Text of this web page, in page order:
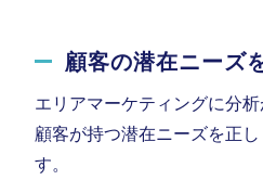
顧客の潜在ニーズ
エリアマーケティングに分析
顧客が持つ潜在ニーズを正
す。